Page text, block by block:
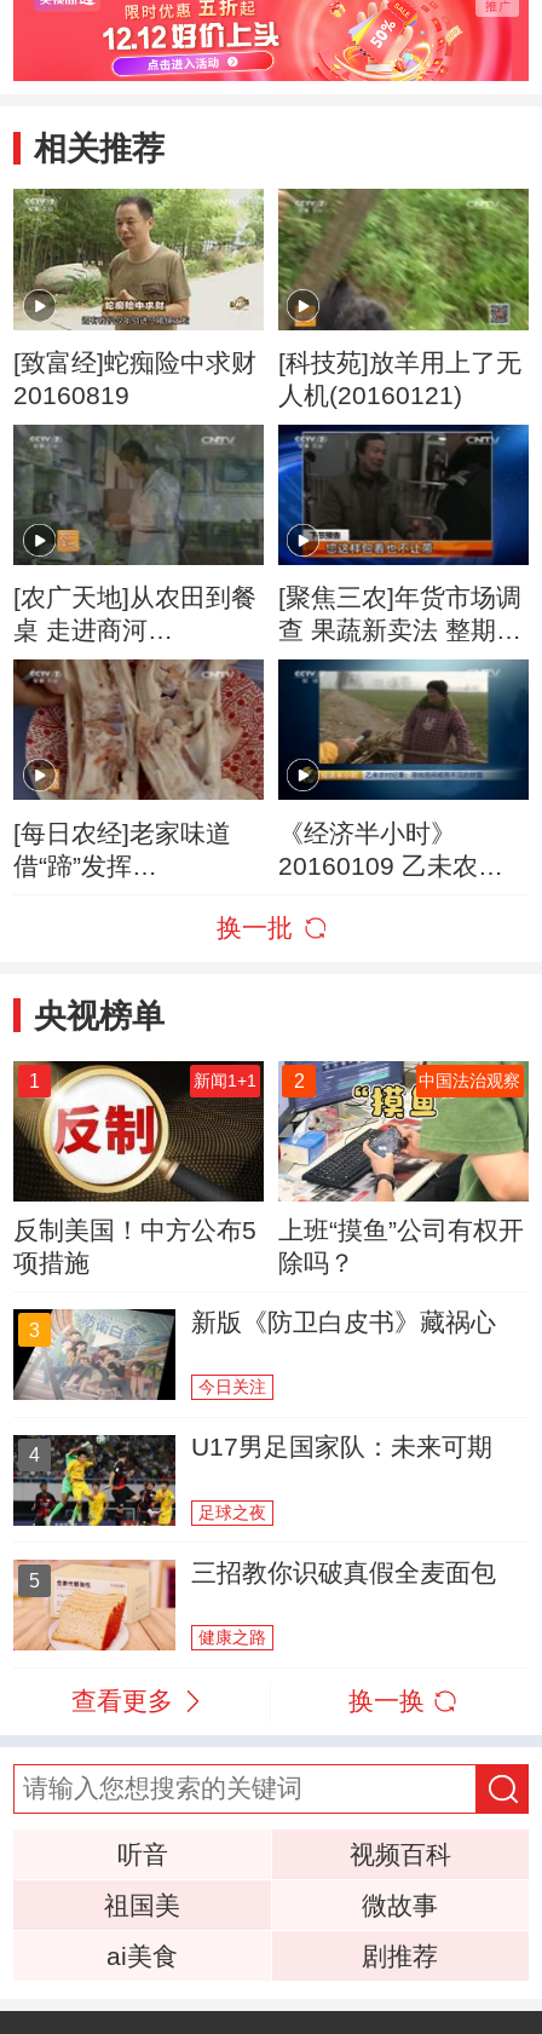
相关推荐
[致富经]蛇痴险中求财
20160819
[科技苑]放羊用上了无
人机(20160121)
[农广天地]从农田到餐
桌 走进商河
(20160115)
[聚焦三农]年货市场调
查 果蔬新卖法 整期视
频(20160124)
[每日农经]老家味道
借“蹄”发挥
《经济半小时》
20160109 乙未农村
不见的财富
换一批
央视榜单
1 新闻1+1
反制美国！中方公布5
项措施
2 中国法治观察
上班“摸鱼”公司有权开
除吗？
3 新版《防卫白皮书》藏祸心
今日关注
4 U17男足国家队：未来可期
足球之夜
5 三招教你识破真假全麦面包
健康之路
查看更多 换一换
听音
视频百科
祖国美
微故事
ai美食
剧推荐